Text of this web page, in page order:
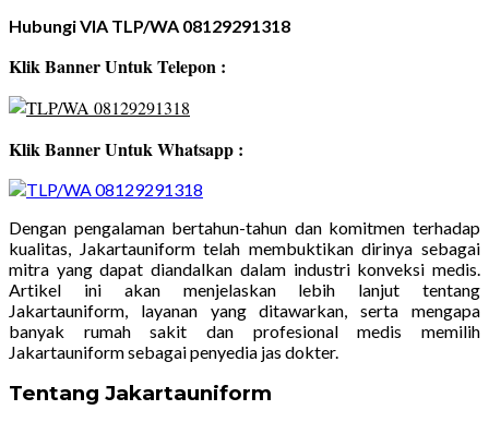
Hubungi VIA TLP/WA 08129291318
Klik Banner Untuk Telepon :
Klik Banner Untuk Whatsapp :
Dengan pengalaman bertahun-tahun dan komitmen terhadap
kualitas, Jakartauniform telah membuktikan dirinya sebagai
mitra yang dapat diandalkan dalam industri konveksi medis.
Artikel ini akan menjelaskan lebih lanjut tentang
Jakartauniform, layanan yang ditawarkan, serta mengapa
banyak rumah sakit dan profesional medis memilih
Jakartauniform sebagai penyedia jas dokter.
Tentang Jakartauniform